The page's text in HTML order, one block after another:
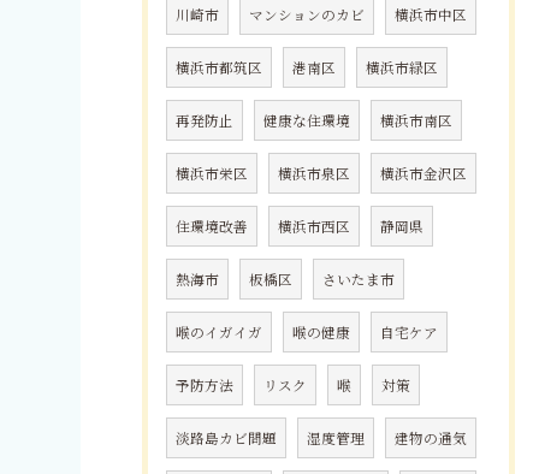
川崎市 マンションのカビ 横浜市中区
横浜市都筑区 港南区 横浜市緑区
再発防止 健康な住環境 横浜市南区
横浜市栄区 横浜市泉区 横浜市金沢区
住環境改善 横浜市西区 静岡県
熱海市 板橋区 さいたま市
喉のイガイガ 喉の健康 自宅ケア
予防方法 リスク 喉 対策
淡路島カビ問題 湿度管理 建物の通気